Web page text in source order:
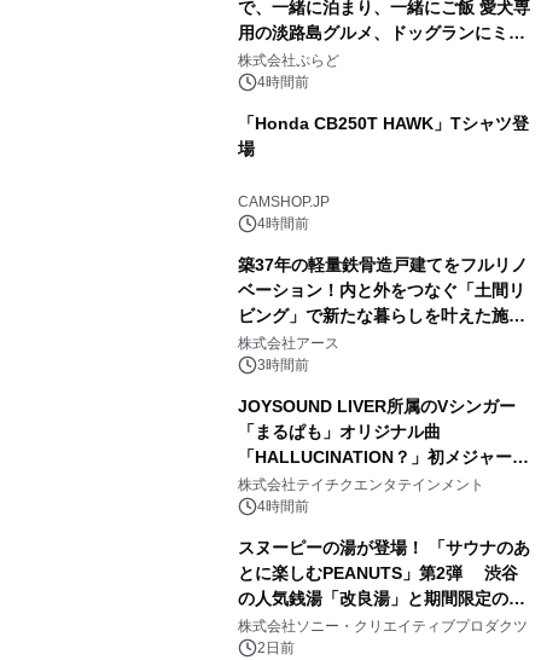
で、一緒に泊まり、一緒にご飯 愛犬専
用の淡路島グルメ、ドッグランにミニ
プール グランピングとトレーラーハウ
スの2施設で
株式会社ぷらど
4時間前
「Honda CB250T HAWK」Tシャツ登
場
CAMSHOP.JP
4時間前
築37年の軽量鉄骨造戸建てをフルリノ
ベーション！内と外をつなぐ「土間リ
ビング」で新たな暮らしを叶えた施工
事例を株式会社アースが公開
株式会社アース
3時間前
JOYSOUND LIVER所属のVシンガー
「まるぱも」オリジナル曲
「HALLUCINATION？」初メジャー配
信リリース決定！
株式会社テイチクエンタテインメント
4時間前
スヌーピーの湯が登場！ 「サウナのあ
とに楽しむPEANUTS」第2弾 渋谷
の人気銭湯「改良湯」と期間限定のコ
ラボレーション サウナイキタイコラ
ボグッズも発売決定！
株式会社ソニー・クリエイティブプロダクツ
2日前